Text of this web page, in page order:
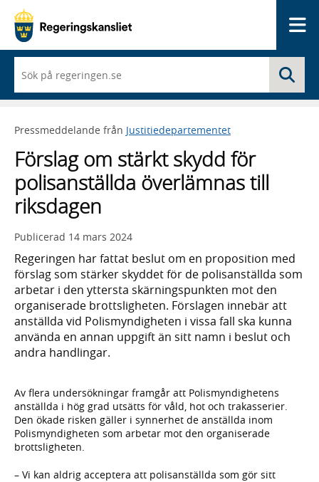
du
börjar
skriva
framträder
lista
med
sökförslag
Pressmeddelande från Justitiedepartementet
Förslag om stärkt skydd för
polisanställda överlämnas till
riksdagen
Publicerad 14 mars 2024
Regeringen har fattat beslut om en proposition med
förslag som stärker skyddet för de polisanställda som
arbetar i den yttersta skärningspunkten mot den
organiserade brottsligheten. Förslagen innebär att
anställda vid Polismyndigheten i vissa fall ska kunna
använda en annan uppgift än sitt namn i beslut och
andra handlingar.
Av flera undersökningar framgår att Polismyndighetens
anställda i hög grad utsätts för våld, hot och trakasserier.
Den ökade risken gäller i synnerhet de anställda inom
Polismyndigheten som arbetar mot den organiserade
brottsligheten.
– Vi kan aldrig acceptera att polisanställda som gör sitt